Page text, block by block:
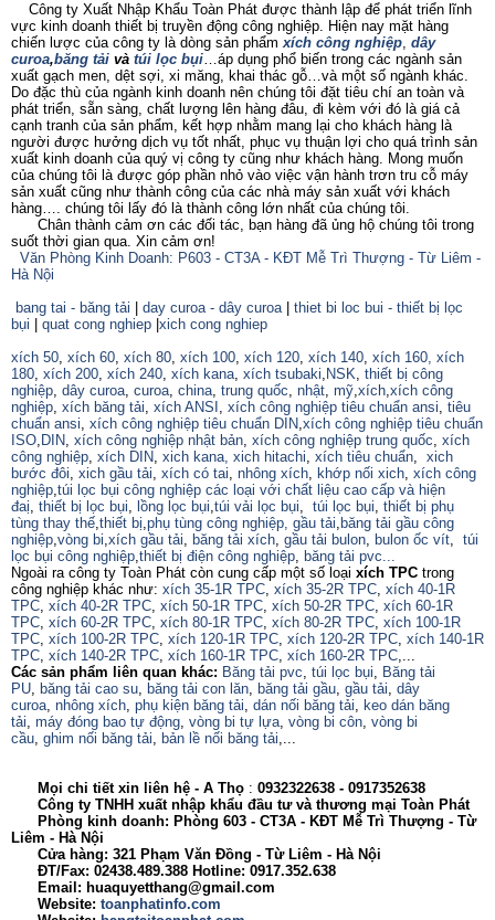
Công ty Xuất Nhập Khẩu Toàn Phát được thành lập để phát triển lĩnh
vực kinh doanh thiết bị truyền động công nghiệp. Hiện nay mặt hàng
chiến lược của công ty là dòng sản phẩm xích công nghiệp, dây
curoa,băng tải và túi lọc bụi…áp dụng phổ biến trong các ngành sản
xuất gạch men, dệt sợi, xi măng, khai thác gỗ…và một số ngành khác.
Do đặc thù của ngành kinh doanh nên chúng tôi đặt tiêu chí an toàn và
phát triển, sẵn sàng, chất lượng lên hàng đâu, đi kèm với đó là giá cả
cạnh tranh của sản phẩm, kết hợp nhằm mang lại cho khách hàng là
người được hưởng dịch vụ tốt nhất, phục vụ thuận lợi cho quá trình sản
xuất kinh doanh của quý vị công ty cũng như khách hàng. Mong muốn
của chúng tôi là được góp phần nhỏ vào việc vận hành trơn tru cỗ máy
sản xuất cũng như thành công của các nhà máy sản xuất với khách
hàng…. chúng tôi lấy đó là thành công lớn nhất của chúng tôi.
Chân thành cảm ơn các đối tác, bạn hàng đã ủng hộ chúng tôi trong
suốt thời gian qua. Xin cảm ơn!
Văn Phòng Kinh Doanh: P603 - CT3A - KĐT Mễ Trì Thượng - Từ Liêm -
Hà Nội
bang tai - băng tải
day curoa - dây curoa| thiet bi loc bui - thiết bị lọc
bụi
quat cong nghiep xich cong nghiep
xích 50, xích 60, xích 80, xích 100, xích 120, xích 140, xích 160, xích
180, xích 200, xích 240, xích kana, xích tsubaki, NSK, thiết bị công
nghiệp, dây curoa, curoa, china, trung quốc, nhật, mỹ,xích,xích công
nghiệp, xích băng tải, xích ANSI , xích công nghiệp tiêu chuẩn ansi, tiêu
chuẩn ansi, xích công nghiệp tiêu chuẩn DIN,xích công nghiệp tiêu chuẩn
ISO, DIN, xích công nghiệp nhật bản, xích công nghiệp trung quốc, xích
công nghiệp, xích DIN, xich kana, xich hitachi, xích tiêu chuẩn, xich
bước đôi, xich gầu tải, xích có tai, nhông xích, khớp nối xich, xích công
nghiệp,túi lọc bụi công nghiệp các loại với chất liệu cao cấp và hiện
đaị, thiết bị lọc bụi, lồng lọc bụi,túi vải lọc bụi, túi lọc bụi, thiết bị phụ
tùng thay thế,thiết bị,phụ tùng công nghiệp, gầu tải, băng tải gầu công
nghiệp,vòng bi,xích gầu tải, băng tải xích, gầu tải bulon, bulon ốc vít, túi
lọc bụi công nghiệp,thiết bị điện công nghiệp, băng tải pvc...
Ngoài ra công ty Toàn Phát còn cung cấp một số loại xích TPC trong
công nghiệp khác như: xích 35-1R TPC, xích 35-2R TPC, xích 40-1R
TPC, xích 40-2R TPC, xích 50-1R TPC, xích 50-2R TPC, xích 60-1R
TPC, xích 60-2R TPC, xích 80-1R TPC, xích 80-2R TPC, xích 100-1R
TPC, xích 100-2R TPC, xích 120-1R TPC, xích 120-2R TPC, xích 140-1R
TPC, xích 140-2R TPC, xích 160-1R TPC, xích 160-2R TPC,...
Các sản phẩm liên quan khác: Băng tải pvc, túi lọc bụi, Băng tải
PU, băng tải cao su, băng tải con lăn, băng tải gầu, gầu tải, dây
curoa, nhông xích, phụ kiện băng tải, dán nối băng tải, keo dán băng
tải, máy đóng bao tự động, vòng bi tự lựa, vòng bi côn, vòng bi
cầu, ghim nối băng tải, bản lề nối băng tải,...
Mọi chi tiết xin liên hệ - A Thọ : 0932322638 - 0917352638
Công ty TNHH xuất nhập khẩu đầu tư và thương mại Toàn Phát
Phòng kinh doanh: Phòng 603 - CT3A - KĐT Mễ Trì Thượng - Từ
Liêm - Hà Nội
Cửa hàng: 321 Phạm Văn Đồng - Từ Liêm - Hà Nội
ĐT/Fax: 02438.489.388 Hotline: 0917.352.638
Email: huaquyetthang@gmail.com
Website: toanphatinfo.com